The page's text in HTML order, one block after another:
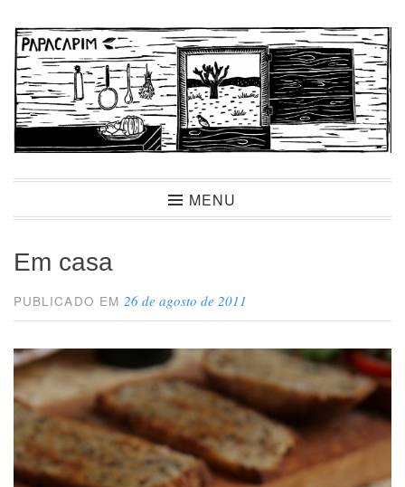
para
conteúdo
PapacapimMENU
Em casa
PUBLICADO EM 26 de agosto de 2011